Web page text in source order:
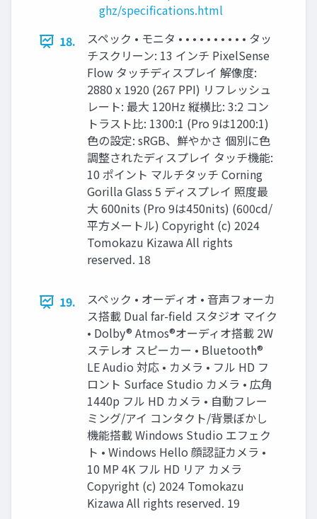
ghz/specifications.html
18.
スペック • モニタ • • • • • • • • • • タッ
チスクリーン: 13 インチ PixelSense
Flow タッチディスプレイ 解像度:
2880 x 1920 (267 PPI) リフレッシュ
レート: 最大 120Hz 縦横比: 3:2 コン
トラスト比: 1300:1 (Pro 9は1200:1)
色の設定: sRGB、鮮やかさ 個別に色
調整されたディスプレイ タッチ機能:
10 ポイント マルチタッチ Corning
Gorilla Glass 5 ディスプレイ 照度最
大 600nits (Pro 9は450nits) (600cd/
平方メートル) Copyright (c) 2024
Tomokazu Kizawa All rights
reserved. 18
19.
スペック • オーディオ • 音声フォーカ
ス搭載 Dual far-field スタジオ マイク
• Dolby® Atmos®オーディオ搭載 2W
ステレオ スピーカー • Bluetooth®
LE Audio 対応 • カメラ • フル HD フ
ロント Surface Studio カメラ • 広角
1440p フル HD カメラ • 自動フレー
ミング/アイ コンタクト/背景ぼかし
機能搭載 Windows Studio エフェク
ト • Windows Hello 顔認証カメラ •
10 MP 4K フル HD リア カメラ
Copyright (c) 2024 Tomokazu
Kizawa All rights reserved. 19